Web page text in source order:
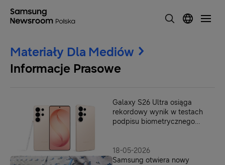
Materiały Dla Mediów
Informacje Prasowe
Galaxy S26 Ultra osiąga
rekordowy wynik w testach
podpisu biometrycznego
18-05-2026
Samsung otwiera nowy